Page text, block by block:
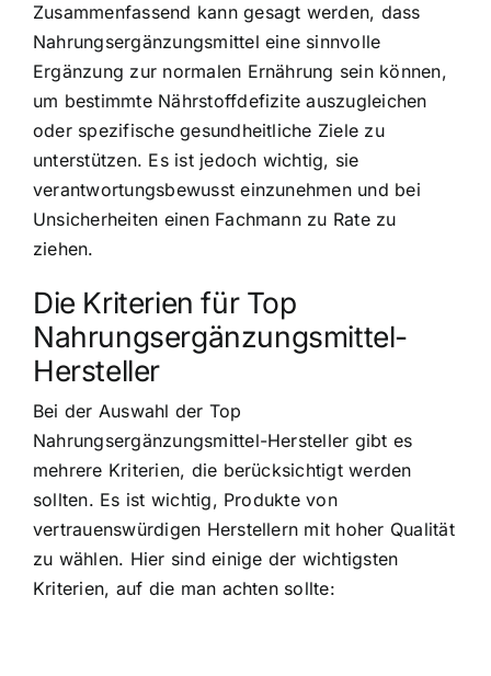
Zusammenfassend kann gesagt werden, dass
Nahrungsergänzungsmittel eine sinnvolle
Ergänzung zur normalen Ernährung sein können,
um bestimmte Nährstoffdefizite auszugleichen
oder spezifische gesundheitliche Ziele zu
unterstützen. Es ist jedoch wichtig, sie
verantwortungsbewusst einzunehmen und bei
Unsicherheiten einen Fachmann zu Rate zu
ziehen.
Die Kriterien für Top
Nahrungsergänzungsmittel-
Hersteller
Bei der Auswahl der Top
Nahrungsergänzungsmittel-Hersteller gibt es
mehrere Kriterien, die berücksichtigt werden
sollten. Es ist wichtig, Produkte von
vertrauenswürdigen Herstellern mit hoher Qualität
zu wählen. Hier sind einige der wichtigsten
Kriterien, auf die man achten sollte: